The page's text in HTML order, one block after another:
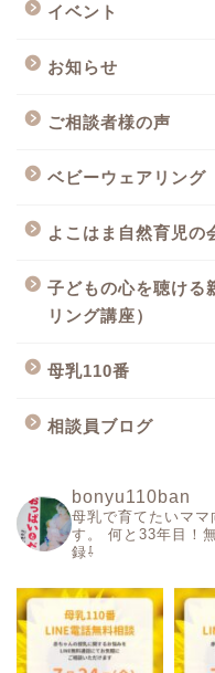
イベント
お知らせ
ご相談者様の声
ベビーウェアリング
よこはま自然育児の
子どもの心を聴ける
リング講座）
母乳110番
相談員ブログ
bonyu110ban
母乳で育てたいママ
す。
何と33年目！
録⇩